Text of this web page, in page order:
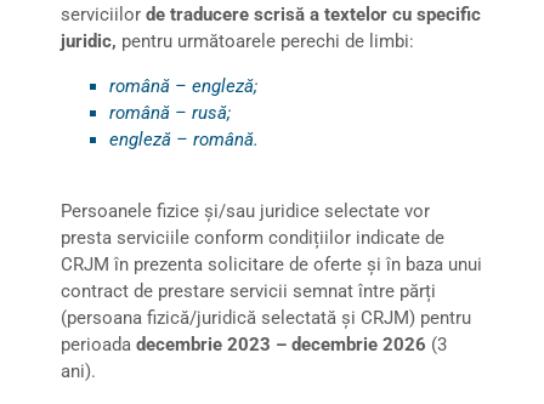
serviciilor de traducere scrisă a textelor cu specific
juridic, pentru următoarele perechi de limbi:
română – engleză;
română – rusă;
engleză – română.
Persoanele fizice și/sau juridice selectate vor
presta serviciile conform condițiilor indicate de
CRJM în prezenta solicitare de oferte și în baza unui
contract de prestare servicii semnat între părți
(persoana fizică/juridică selectată și CRJM) pentru
perioada decembrie 2023 – decembrie 2026 (3
ani).